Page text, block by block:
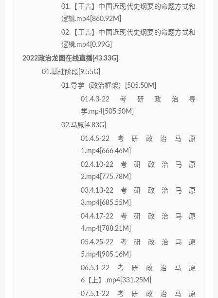
01.【王吉】中国近现代史纲要的命题方式和
逻辑.mp4[860.92M]
02.【王吉】中国近现代史纲要的命题方式和
逻辑.mp4[0.99G]
2022政治龙图在线直播[43.33G]
01.基础阶段[9.55G]
01.导学（政治框架）[505.50M]
01.4.3-22考研政治导
学.mp4[505.50M]
02.马原[4.83G]
01.4.5-22考研政治马原
1.mp4[666.46M]
02.4.10-22考研政治马原
2.mp4[775.78M]
03.4.13-22考研政治马原
3.mp4[685.55M]
04.4.17-22考研政治马原
4.mp4[788.21M]
05.4.25-22考研政治马原
5.mp4[905.16M]
06.5.1-22考研政治马原
6【上】.mp4[331.25M]
07.5.1-22考研政治马原